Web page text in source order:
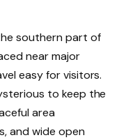
southern part of
near major
easy for visitors.
to keep the
area
and wide open